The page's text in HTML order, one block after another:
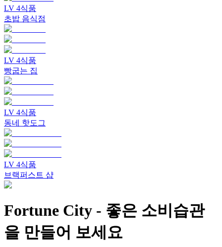
LV 4식품
초밥 음식점
LV 4식품
빵굽는 집
LV 4식품
동네 핫도그
LV 4식품
브랙퍼스트 샵
Fortune City - 좋은 소비습관
을 만들어 보세요